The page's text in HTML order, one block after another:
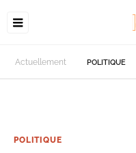
Actuellement POLITIQUE
POLITIQUE